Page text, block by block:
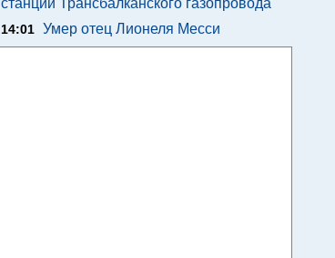
станции Трансбалканского газопровода
14:01 Умер отец Лионеля Месси